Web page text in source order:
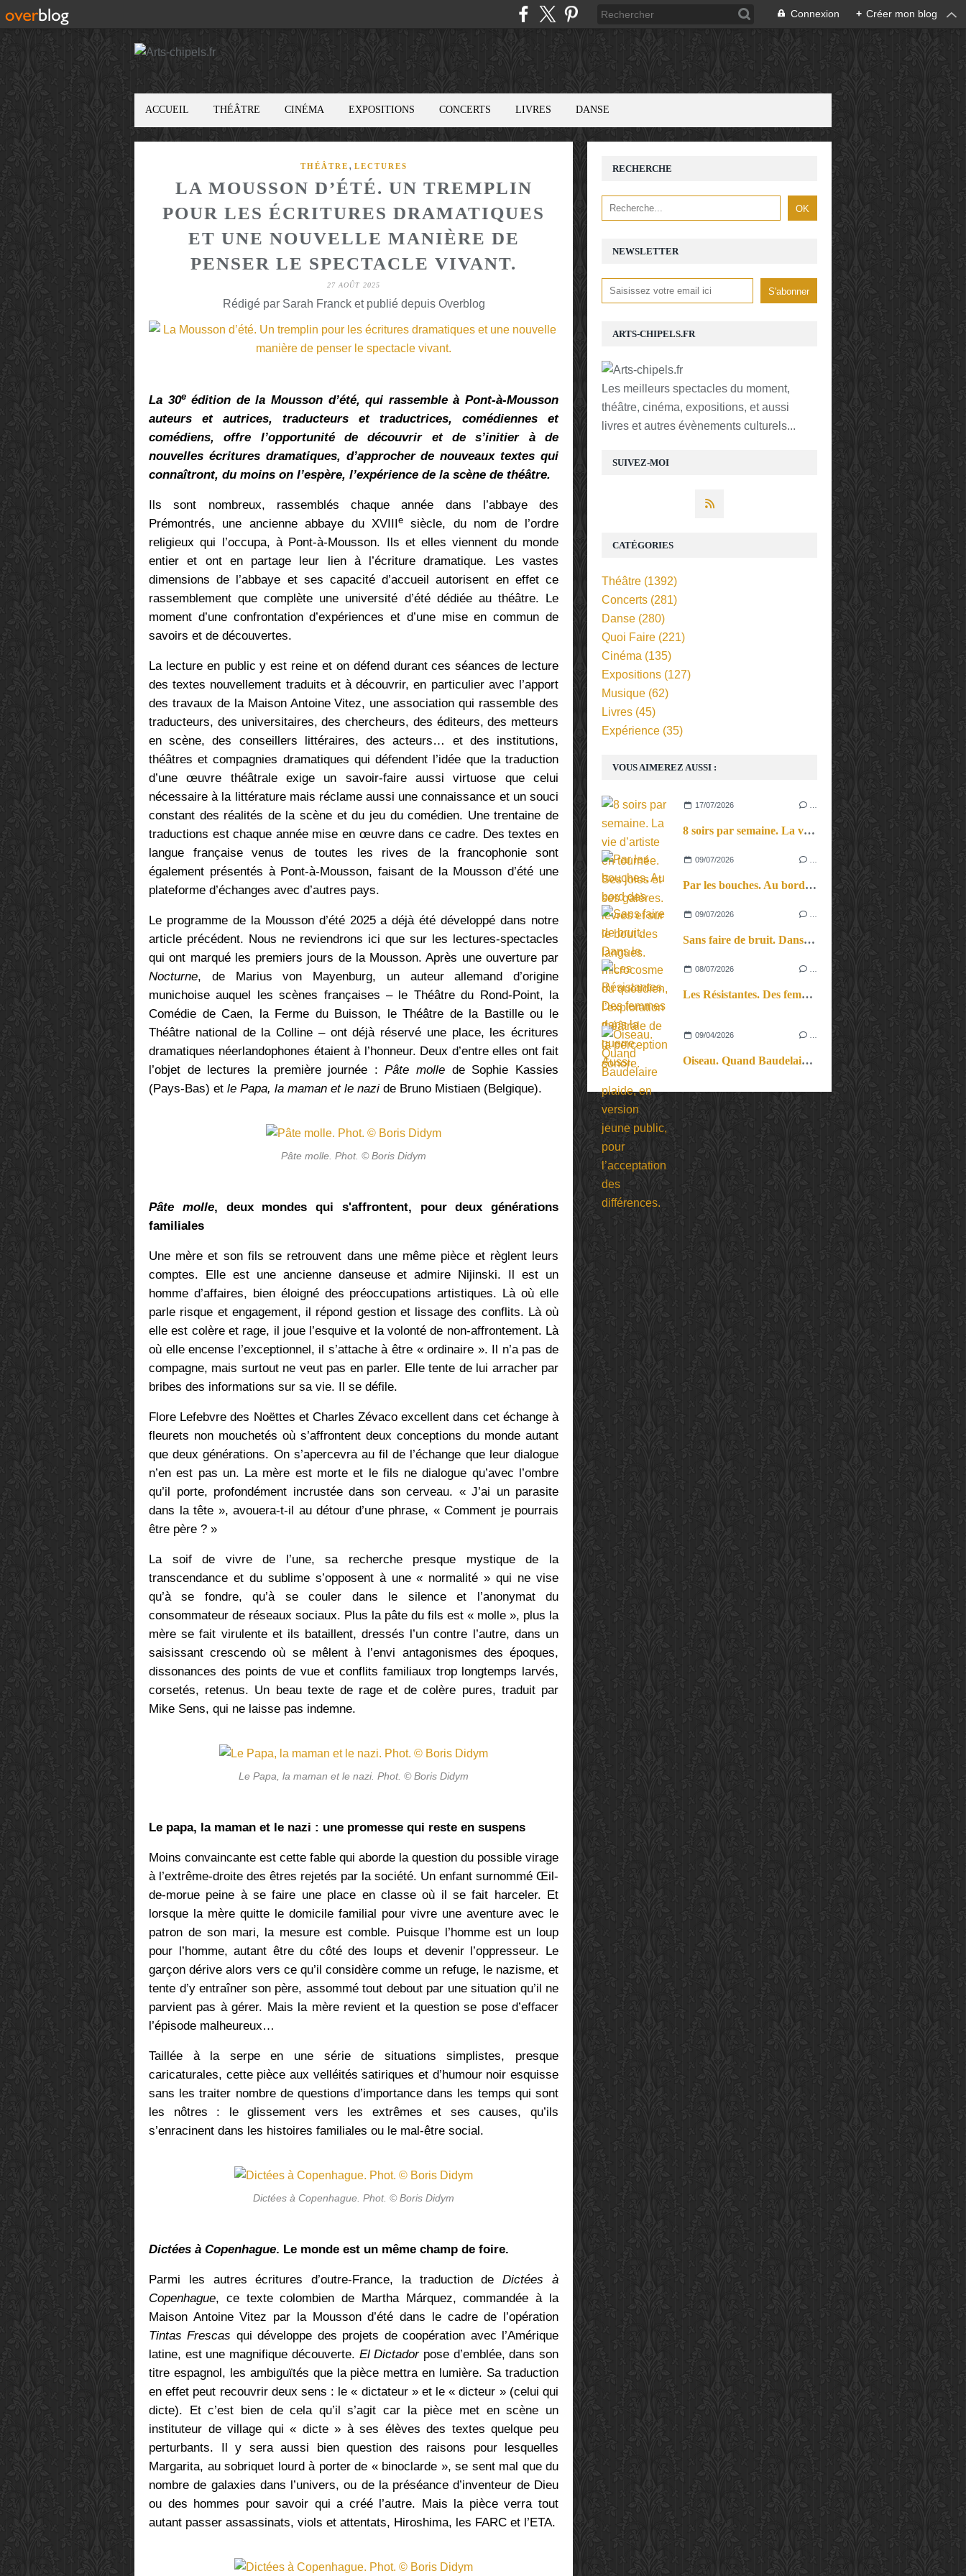
Connexion + Créer mon blog
ACCUEIL THÉÂTRE CINÉMA EXPOSITIONS CONCERTS LIVRES DANSE
THÉÂTRE , LECTURES
LA MOUSSON D’ÉTÉ. UN TREMPLIN
POUR LES ÉCRITURES DRAMATIQUES
ET UNE NOUVELLE MANIÈRE DE
PENSER LE SPECTACLE VIVANT.
27 AOÛT 2025
Rédigé par Sarah Franck et publié depuis Overblog
La 30eédition de la Mousson d’été, qui rassemble à Pont-à-Mousson
auteurs et autrices, traducteurs et traductrices, comédiennes et
comédiens, offre l’opportunité de découvrir et de s’initier à de
nouvelles écritures dramatiques, d’approcher de nouveaux textes qui
connaîtront, du moins on l’espère, l’expérience de la scène de théâtre.
Ils sont nombreux, rassemblés chaque année dans l’abbaye des
Prémontrés, une ancienne abbaye du XVIIIe
siècle, du nom de l’ordre
religieux qui l’occupa, à Pont-à-Mousson. Ils et elles viennent du monde
entier et ont en partage leur lien à l’écriture dramatique. Les vastes
dimensions de l’abbaye et ses capacité d’accueil autorisent en effet ce
rassemblement que complète une université d’été dédiée au théâtre. Le
moment d’une confrontation d’expériences et d’une mise en commun de
savoirs et de découvertes.
La lecture en public y est reine et on défend durant ces séances de lecture
des textes nouvellement traduits et à découvrir, en particulier avec l’apport
des travaux de la Maison Antoine Vitez, une association qui rassemble des
traducteurs, des universitaires, des chercheurs, des éditeurs, des metteurs
en scène, des conseillers littéraires, des acteurs… et des institutions,
théâtres et compagnies dramatiques qui défendent l’idée que la traduction
d’une œuvre théâtrale exige un savoir-faire aussi virtuose que celui
nécessaire à la littérature mais réclame aussi une connaissance et un souci
constant des réalités de la scène et du jeu du comédien. Une trentaine de
traductions est chaque année mise en œuvre dans ce cadre. Des textes en
langue française venus de toutes les rives de la francophonie sont
également présentés à Pont-à-Mousson, faisant de la Mousson d’été une
plateforme d’échanges avec d’autres pays.
Le programme de la Mousson d’été 2025 a déjà été développé dans notre
article précédent. Nous ne reviendrons ici que sur les lectures-spectacles
qui ont marqué les premiers jours de la Mousson. Après une ouverture par
Nocturne, de Marius von Mayenburg, un auteur allemand d’origine
munichoise auquel les scènes françaises – le Théâtre du Rond-Point, la
Comédie de Caen, la Ferme du Buisson, le Théâtre de la Bastille ou le
Théâtre national de la Colline – ont déjà réservé une place, les écritures
dramatiques néerlandophones étaient à l’honneur. Deux d’entre elles ont fait
l’objet de lectures la première journée :Pâte molle de Sophie Kassies
(Pays-Bas) et le Papa, la maman et le nazi de Bruno Mistiaen (Belgique).
Pâte molle. Phot. © Boris Didym
Pâte molle, deux mondes qui s'affrontent, pour deux générations
familiales
Une mère et son fils se retrouvent dans une même pièce et règlent leurs
comptes. Elle est une ancienne danseuse et admire Nijinski. Il est un
homme d’affaires, bien éloigné des préoccupations artistiques. Là où elle
parle risque et engagement, il répond gestion et lissage des conflits. Là où
elle est colère et rage, il joue l’esquive et la volonté de non-affrontement. Là
où elle encense l’exceptionnel, il s’attache à être « ordinaire ». Il n’a pas de
compagne, mais surtout ne veut pas en parler. Elle tente de lui arracher par
bribes des informations sur sa vie. Il se défile.
Flore Lefebvre des Noëttes et Charles Zévaco excellent dans cet échange à
fleurets non mouchetés où s’affrontent deux conceptions du monde autant
que deux générations. On s’apercevra au fil de l’échange que leur dialogue
n’en est pas un. La mère est morte et le fils ne dialogue qu’avec l’ombre
qu’il porte, profondément incrustée dans son cerveau. « J’ai un parasite
dans la tête », avouera-t-il au détour d’une phrase, « Comment je pourrais
être père ? »
La soif de vivre de l’une, sa recherche presque mystique de la
transcendance et du sublime s’opposent à une « normalité » qui ne vise
qu’à se fondre, qu’à se couler dans le silence et l’anonymat du
consommateur de réseaux sociaux. Plus la pâte du fils est « molle », plus la
mère se fait virulente et ils bataillent, dressés l’un contre l’autre, dans un
saisissant crescendo où se mêlent à l’envi antagonismes des époques,
dissonances des points de vue et conflits familiaux trop longtemps larvés,
corsetés, retenus. Un beau texte de rage et de colère pures, traduit par
Mike Sens, qui ne laisse pas indemne.
Le Papa, la maman et le nazi. Phot. © Boris Didym
Le papa, la maman et le nazi : une promesse qui reste en suspens
Moins convaincante est cette fable qui aborde la question du possible virage
à l’extrême-droite des êtres rejetés par la société. Un enfant surnommé Œil-
de-morue peine à se faire une place en classe où il se fait harceler. Et
lorsque la mère quitte le domicile familial pour vivre une aventure avec le
patron de son mari, la mesure est comble. Puisque l’homme est un loup
pour l’homme, autant être du côté des loups et devenir l’oppresseur. Le
garçon dérive alors vers ce qu’il considère comme un refuge, le nazisme, et
tente d’y entraîner son père, assommé tout debout par une situation qu’il ne
parvient pas à gérer. Mais la mère revient et la question se pose d’effacer
l’épisode malheureux…
Taillée à la serpe en une série de situations simplistes, presque
caricaturales, cette pièce aux velléités satiriques et d’humour noir esquisse
sans les traiter nombre de questions d’importance dans les temps qui sont
les nôtres : le glissement vers les extrêmes et ses causes, qu’ils
s’enracinent dans les histoires familiales ou le mal-être social.
Dictées à Copenhague. Phot. © Boris Didym
Dictées à Copenhague. Le monde est un même champ de foire.
Parmi les autres écritures d’outre-France, la traduction deDictées à
Copenhague, ce texte colombien de Martha Márquez, commandée à la
Maison Antoine Vitez par la Mousson d’été dans le cadre de l’opération
Tintas Frescas qui développe des projets de coopération avec l’Amérique
latine, est une magnifique découverte. El Dictadorpose d’emblée, dans son
titre espagnol, les ambiguïtés que la pièce mettra en lumière. Sa traduction
en effet peut recouvrir deux sens : le « dictateur » et le « dicteur » (celui qui
dicte). Et c’est bien de cela qu’il s’agit car la pièce met en scène un
instituteur de village qui « dicte » à ses élèves des textes quelque peu
perturbants. Il y sera aussi bien question des raisons pour lesquelles
Margarita, au sobriquet lourd à porter de « binoclarde », se sent mal que du
nombre de galaxies dans l’univers, ou de la préséance d’inventeur de Dieu
ou des hommes pour savoir qui a créé l’autre. Mais la pièce verra tout
autant passer assassinats, viols et attentats, Hiroshima, les FARC et l’ETA.
NEWSLETTER
SUIVEZ-MOI
RECHERCHE
ARTS-CHIPELS.FR
Les meilleurs spectacles du moment,
théâtre, cinéma, expositions, et aussi
livres et autres évènements culturels...
VOUS AIMEREZ AUSSI :
17/07/2026
8 soirs par semaine. La vie d’artiste en tournée. Ses joies et ses galères.
09/07/2026
Par les bouches. Au bord des lèvres et sur le bout des langues.
09/07/2026
Sans faire de bruit. Dans le microcosme du quotidien, l’exploration théâtrale de la perception sonore.
08/07/2026
Les Résistantes. Des femmes dans la guerre. Aussi.
09/04/2026
Oiseau. Quand Baudelaire plaide, en version jeune public, pour l’acceptation des différences.
CATÉGORIES
Théâtre (1392)
Concerts (281)
Danse (280)
Quoi Faire (221)
Cinéma (135)
Expositions (127)
Musique (62)
Livres (45)
Expérience (35)